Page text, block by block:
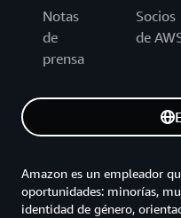
Notas
de
prensa
Socios
de
Amazon es un empleador
oportunidades: minorías,
identidad de género,